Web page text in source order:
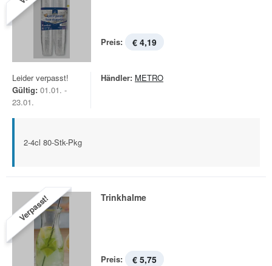
Preis: € 4,19
Leider verpasst!
Gültig: 01.01. -
23.01.
Händler: METRO
2-4cl 80-Stk-Pkg
Verpasst! Trinkhalme
Preis: € 5,75